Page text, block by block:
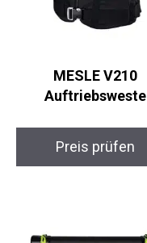
MESLE V210
Auftriebsweste
Preis prüfen